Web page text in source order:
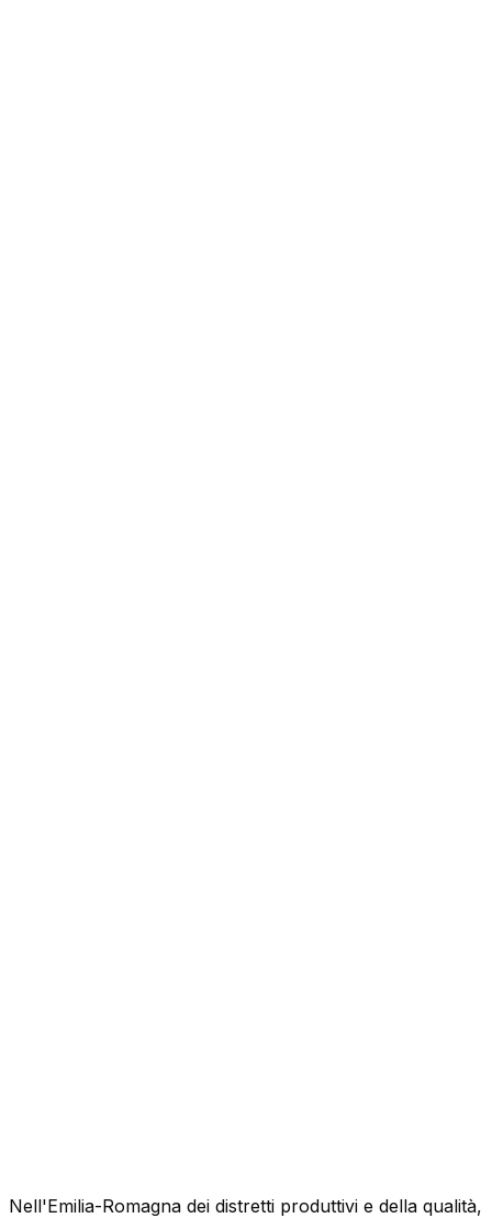
Nell'Emilia-Romagna dei distretti produttivi e della qualità,